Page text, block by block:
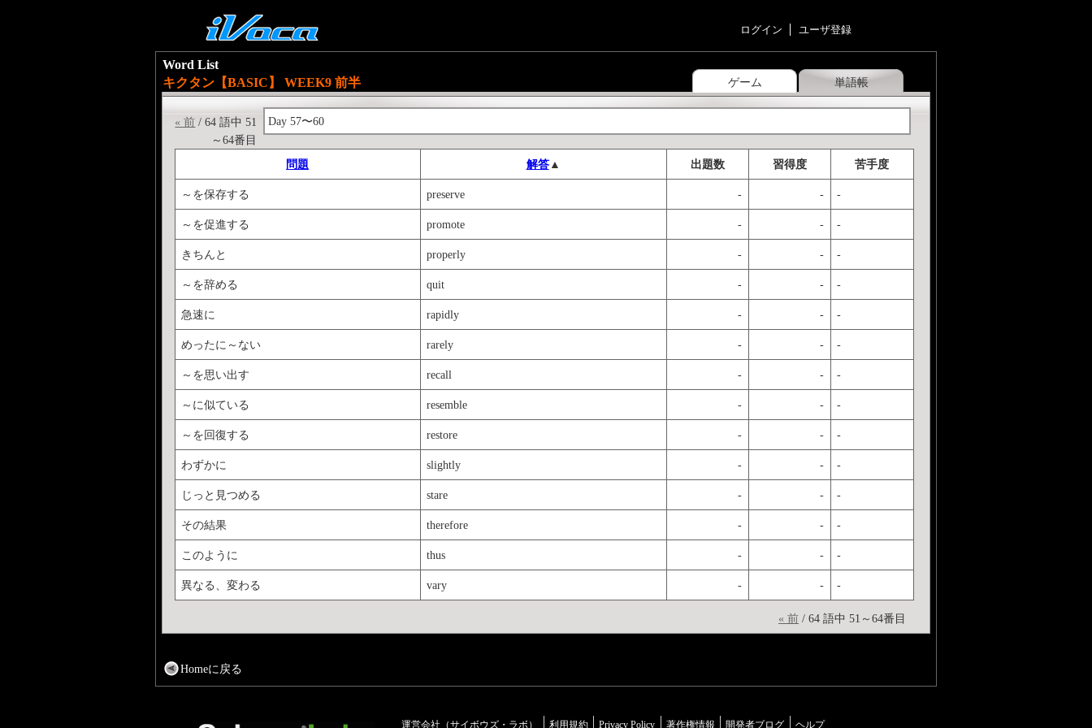
ログイン ユーザ登録
ゲーム 単語帳
Word List
キクタン【BASIC】 WEEK9 前半
Day 57〜60
« 前 / 64 語中 51
～64番目
問題
解答▲ 出題数 習得度 苦手度
～を保存する preserve - - -
～を促進する promote - - -
きちんと properly - - -
～を辞める quit - - -
急速に rapidly - - -
めったに～ない rarely - - -
～を思い出す recall - - -
～に似ている resemble - - -
～を回復する restore - - -
わずかに slightly - - -
じっと見つめる stare - - -
その結果 therefore - - -
このように thus - - -
異なる、変わる vary - - -
« 前 / 64 語中 51～64番目
Homeに戻る
運営会社（サイボウズ・ラボ） 利用規約 Privacy Policy 著作権情報 開発者ブログ ヘルプ